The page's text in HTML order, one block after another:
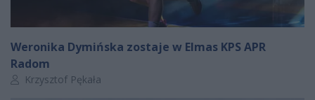
Weronika Dymińska zostaje w Elmas KPS APR
Radom
Autor artykułu:
Krzysztof Pękała